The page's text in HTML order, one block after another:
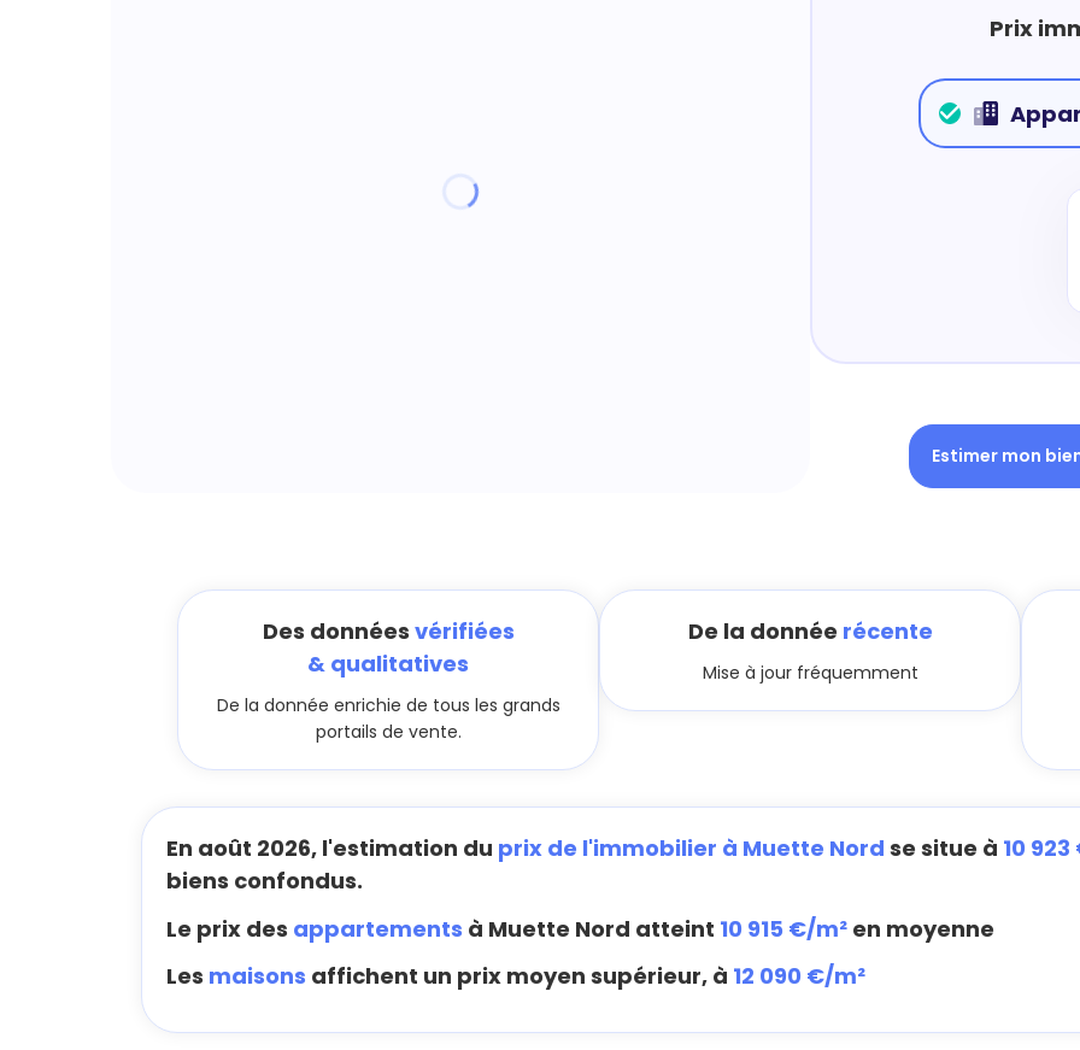
Prix
Estimer mon
Des données vérifiées
& qualitatives
De la donnée enrichie de tous les grands
portails de vente.
De la donnée récente
Mise à jour fréquemment
En août 2026, l'estimation du prix de l'immobilier à Muette Nord se situe à 10
biens confondus.
Le prix des appartements à Muette Nord atteint 10 915 €/m² en moyenne
Les maisons affichent un prix moyen supérieur, à 12 090 €/m²